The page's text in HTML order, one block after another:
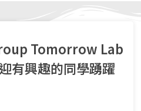
Tomorrow Lab
有興趣的同學踴躍